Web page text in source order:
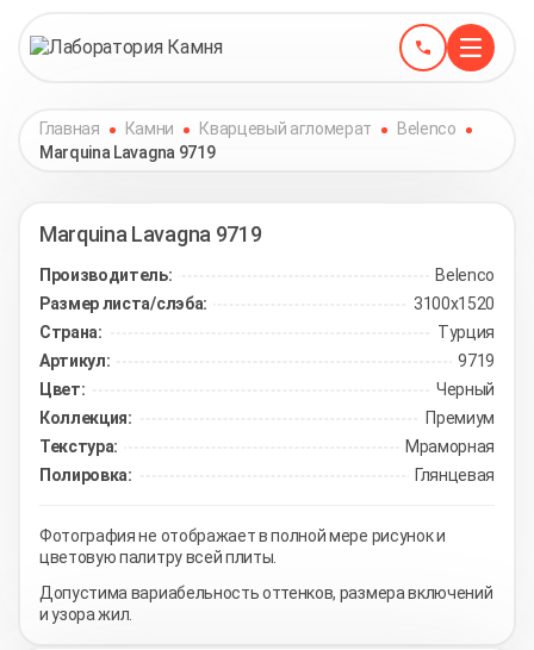
Главная Камни Кварцевый агломерат
Belenco
Marquina Lavagna 9719
Marquina Lavagna 9719
Производитель:
Belenco
Размер листа/слэба:
3100х1520
Страна:
Турция
Артикул:
9719
Цвет:
Черный
Коллекция:
Премиум
Текстура:
Мраморная
Полировка:
Глянцевая
Фотография не отображает в полной мере рисунок и
цветовую палитру всей плиты.
Допустима вариабельность оттенков, размера включений
и узора жил.